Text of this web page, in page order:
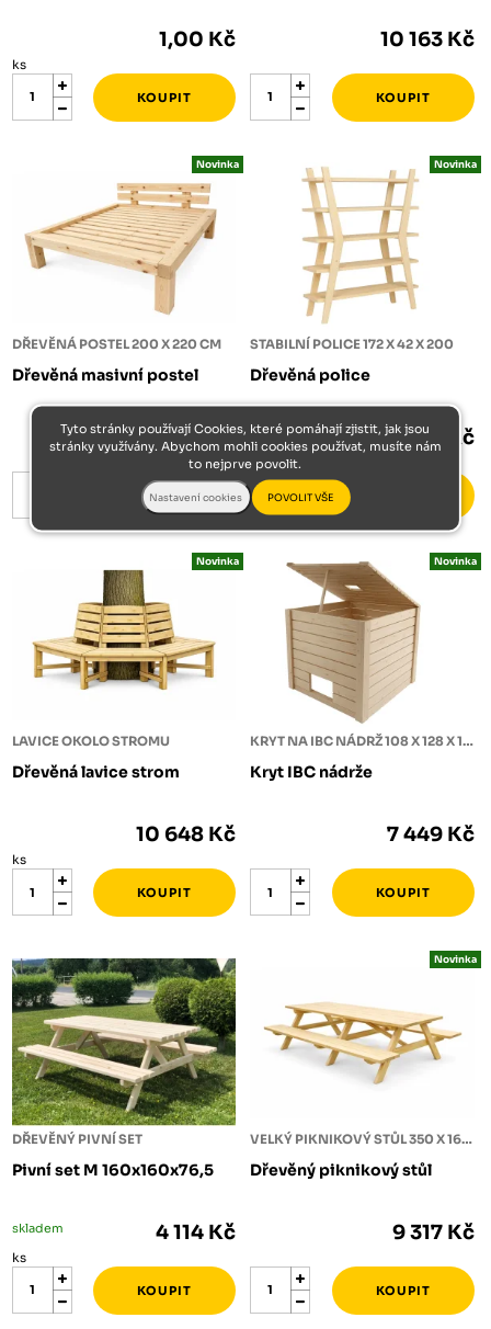
1,00 Kč
ks
10 163 Kč
DŘEVĚNÁ POSTEL 200 X 220 CM
Dřevěná masivní postel
Novinka
10 442 Kč
STABILNÍ POLICE 172 X 42 X 200
Dřevěná police
Novinka
5 082 Kč
ks
LAVICE OKOLO STROMU
Dřevěná lavice strom
Novinka
10 648 Kč
ks
KRYT NA IBC NÁDRŽ 108 X 128 X 125
Kryt IBC nádrže
Novinka
7 449 Kč
DŘEVĚNÝ PIVNÍ SET
Pivní set M 160x160x76,5
skladem 4 114 Kč
ks
VELKÝ PIKNIKOVÝ STŮL 350 X 160 X 76,5
Dřevěný piknikový stůl
Novinka
9 317 Kč
Tyto stránky používají Cookies, které pomáhají zjistit, jak jsou
stránky využívány. Abychom mohli cookies používat, musíte nám
to nejprve povolit.